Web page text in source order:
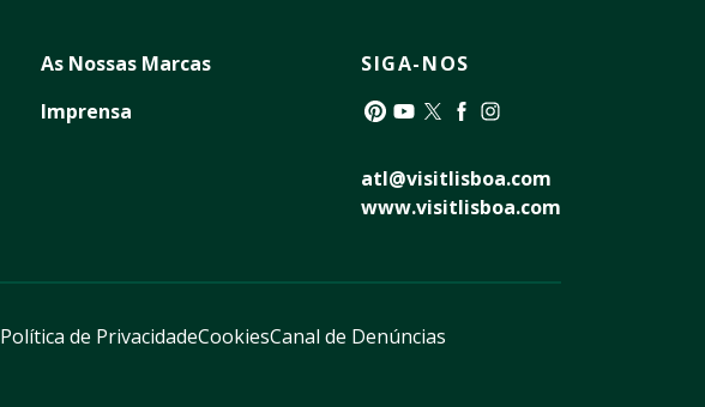
As Nossas Marcas
Imprensa
SIGA-NOS
atl@visitlisboa.com
www.visitlisboa.com
Política de PrivacidadeCookiesCanal de Denúncias